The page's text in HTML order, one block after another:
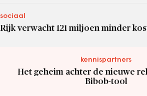
sociaal
Rijk verwacht 121 miljoen minder
kennispartners
Het geheim achter de nieuwe
Bibob-tool